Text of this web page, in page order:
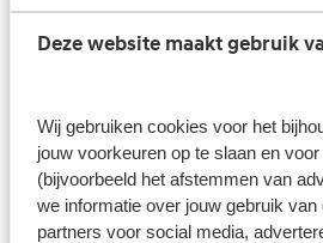
Deze website maakt gebruik
Wij gebruiken cookies voor het
jouw voorkeuren op te slaan en
(bijvoorbeeld het afstemmen van
we informatie over jouw gebruik
partners voor social media,
Naam*
Je telefoonnummer